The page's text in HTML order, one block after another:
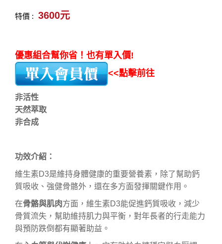
特價 : 3600元
優惠組合幫你省！也有單入價!
<<點擊前往
非活性
天然萃取
非合成
功效介紹：
維生素D3是維持身體健康的重要營養素，除了幫助鈣
質吸收、強健骨骼外，還在多方面發揮關鍵作用。
在骨骼與肌肉方面，維生素D3能促進鈣質吸收，減少
骨質流失，幫助維持肌力與平衡，對年長者的行走能力
與預防跌倒都有顯著助益。